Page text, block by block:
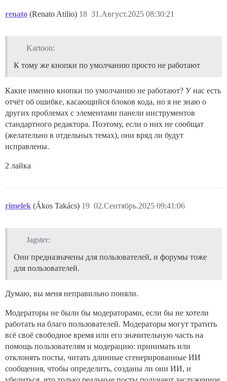
renato (Renato Atilio) 31.Август.2025 08:30:21
18
Kartoon:
К тому же кнопки по умолчанию просто не работают
Какие именно кнопки по умолчанию не работают? У нас есть
отчёт об ошибке, касающийся блоков кода, но я не знаю о
других проблемах с элементами панели инструментов
стандартного редактора. Поэтому, если о них не сообщат
(желательно в отдельных темах), они вряд ли будут
исправлены.
2 лайка
rimelek (Ákos Takács) 02.Сентябрь.2025 09:41:06
19
Jagster:
Они предназначены для пользователей, и форумы тоже
для пользователей.
Думаю, вы меня неправильно поняли.
Модераторы не были бы модераторами, если бы не хотели
работать на благо пользователей. Модераторы могут тратить
всё своё свободное время или его значительную часть на
помощь пользователям и модерацию: принимать или
отклонять посты, читать длинные сгенерированные ИИ
сообщения, чтобы определить, созданы ли они ИИ, и